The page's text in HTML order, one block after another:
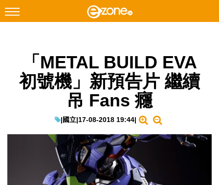
Facebook Instagram
科技焦點
教學評測
「METAL BUILD EVA
初號機」新預告片 繼續
吊 Fans 癮
|國立|17-08-2018 19:44|